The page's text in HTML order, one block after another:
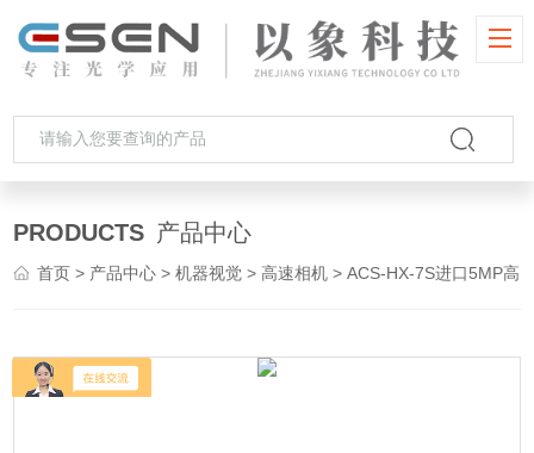
PRODUCTS 产品中心
首页 > 产品中心 >机器视觉 >高速相机 > ACS-HX-7S进口5MP高速分体相机 11μm像元